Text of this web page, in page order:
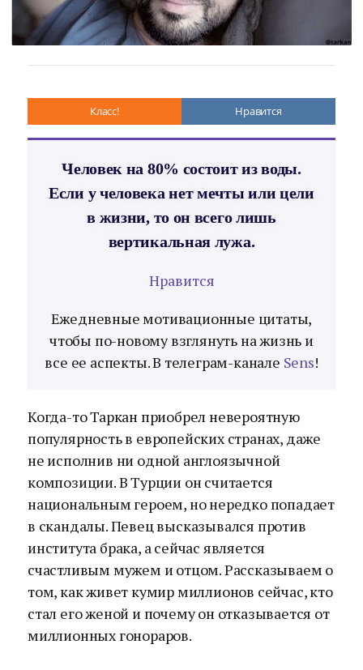
Класс! Нравится
Человек на 80% состоит из воды.
Если у человека нет мечты или цели
в жизни, то он всего лишь
вертикальная лужа.
Нравится
Ежедневные мотивационные цитаты,
чтобы по-новому взглянуть на жизнь и
все ее аспекты. В телеграм-канале Sens!
Когда-то Таркан приобрел невероятную
популярность в европейских странах, даже
не исполнив ни одной англоязычной
композиции. В Турции он считается
национальным героем, но нередко попадает
в скандалы. Певец высказывался против
института брака, а сейчас является
счастливым мужем и отцом. Рассказываем о
том, как живет кумир миллионов сейчас, кто
стал его женой и почему он отказывается от
миллионных гонораров.